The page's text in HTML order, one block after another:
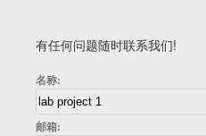
有任何问题随时联系我们!
名称:
邮箱: